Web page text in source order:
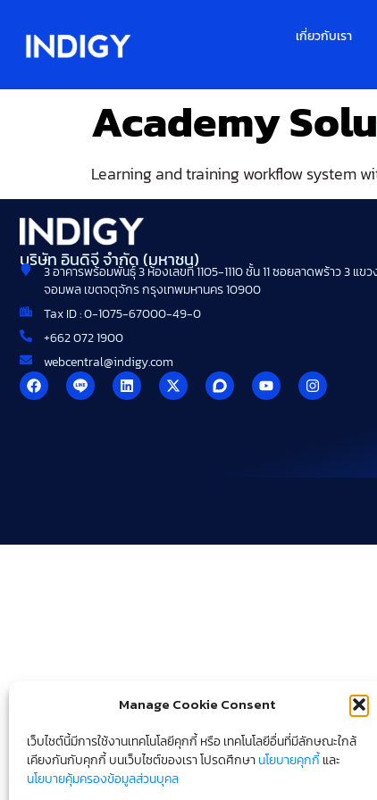
Manage Cookie Consent
เว็บไชต์นี้มีการใช้งานเทคโนโลยีคุกกี้ หรือ เทคโนโลยีอื่นที่มีลักษณะใกล้
เคียงกันกับคุกกี้ บนเว็บไซต์ของเรา โปรดศึกษานโยบายคุกกี้และ
นโยบายคุ้มครองข้อมูลส่วนบุคล
เกี่ยวกับเรา
Academy
Learning and training workflow system
บริษัท อินดิจี จำกัด (มหาชน)
3 อาคารพร้อมพันธุ์ 3 ห้องเลขที่ 1105-1110 ชั้น 11 ซอยลาดพร้าว 3 แขว
จอมพล เขตจตุจักร กรุงเทพมหานคร 10900
Tax ID : 0-1075-67000-49-0
+662 072 1900
webcentral@indigy.com